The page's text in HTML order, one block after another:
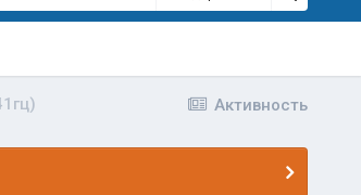
Активность